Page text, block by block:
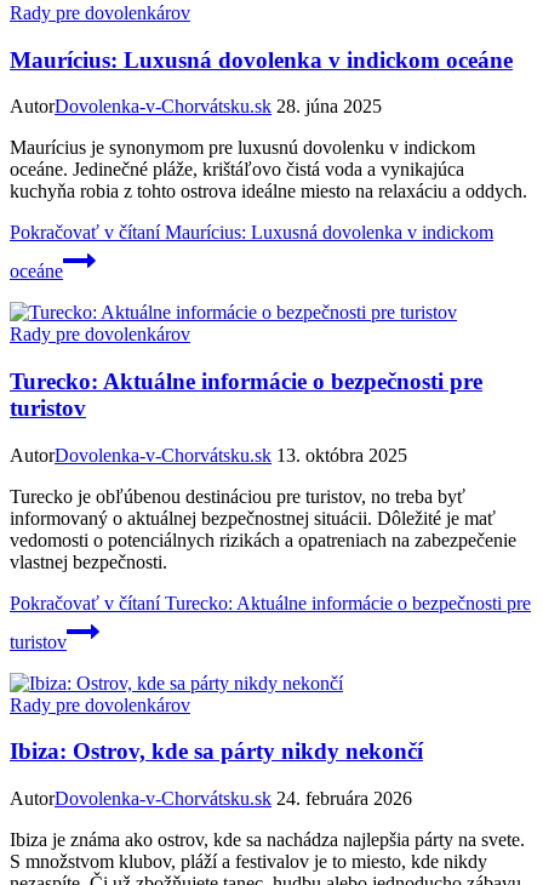
Rady pre dovolenkárov
Maurícius: Luxusná dovolenka v indickom oceáne
AutorDovolenka-v-Chorvátsku.sk 28. júna 2025
Maurícius je synonymom pre luxusnú dovolenku v indickom
oceáne. Jedinečné pláže, krištáľovo čistá voda a vynikajúca
kuchyňa robia z tohto ostrova ideálne miesto na relaxáciu a oddych.
Pokračovať v čítaníMaurícius: Luxusná dovolenka v indickom
oceáne
Rady pre dovolenkárov
Turecko: Aktuálne informácie o bezpečnosti pre
turistov
AutorDovolenka-v-Chorvátsku.sk 13. októbra 2025
Turecko je obľúbenou destináciou pre turistov, no treba byť
informovaný o aktuálnej bezpečnostnej situácii. Dôležité je mať
vedomosti o potenciálnych rizikách a opatreniach na zabezpečenie
vlastnej bezpečnosti.
Pokračovať v čítaníTurecko: Aktuálne informácie o bezpečnosti pre
turistov
Rady pre dovolenkárov
Ibiza: Ostrov, kde sa párty nikdy nekončí
AutorDovolenka-v-Chorvátsku.sk 24. februára 2026
Ibiza je známa ako ostrov, kde sa nachádza najlepšia párty na svete.
S množstvom klubov, pláží a festivalov je to miesto, kde nikdy